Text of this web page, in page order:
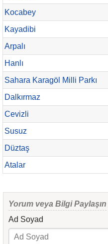
Kocabey
Kayadibi
Arpalı
Hanlı
Sahara Karagöl Milli Parkı
Dalkırmaz
Cevizli
Susuz
Düztaş
Atalar
Yorum veya Bilgi Paylaşın
Ad Soyad